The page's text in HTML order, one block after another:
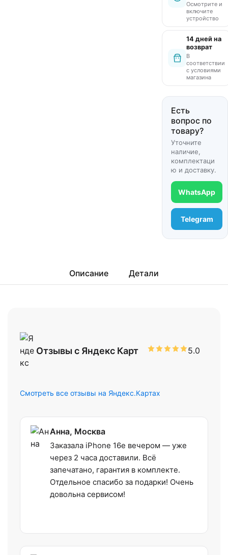
Осмотрите и
включите
устройство
14 дней на
возврат
В
соответствии
с условиями
магазина
Есть
вопрос по
товару?
Уточните
наличие,
комплектаци
ю и доставку.
WhatsApp
Telegram
Описание Детали
Отзывы с Яндекс Карт 5.0
Смотреть все отзывы на Яндекс.Картах
Анна, Москва
Заказала iPhone 16e вечером — уже
через 2 часа доставили. Всё
запечатано, гарантия в комплекте.
Отдельное спасибо за подарки! Очень
довольна сервисом!